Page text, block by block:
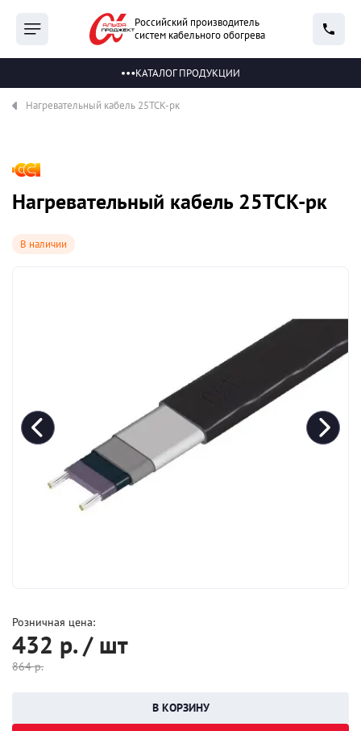
Российский производитель
систем кабельного обогрева
КАТАЛОГ ПРОДУКЦИИ
Нагревательный кабель 25ТСК-рк
В наличии
Нагревательный кабель 25ТСК-рк
Розничная цена:
432 р. / шт
864р.